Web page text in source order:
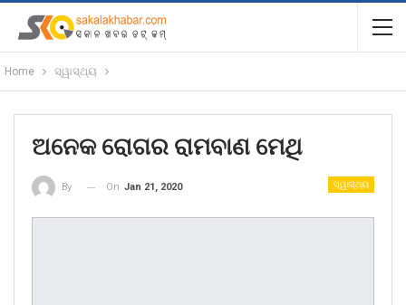
Home ସ୍ୱାସ୍ଥ୍ୟ
ଅନେକ ରୋଗର ରାମବାଣ ମେଥି
ସ୍ୱାସ୍ଥ୍ୟ
By On Jan 21, 2020